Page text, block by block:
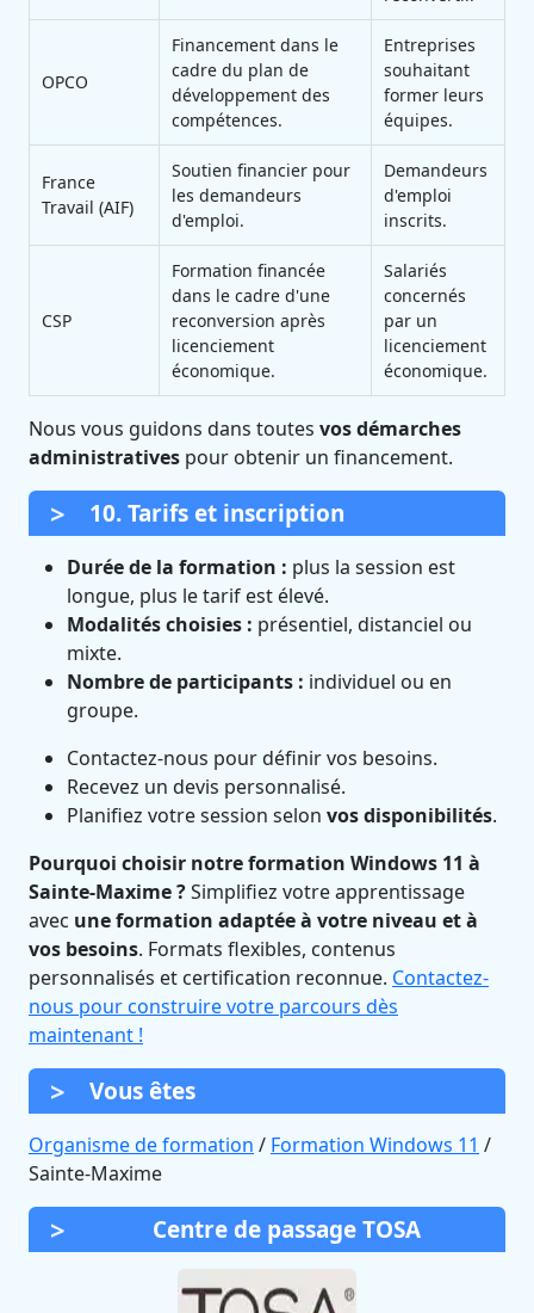
OPCO
Financement dans le
cadre du plan de
développement des
compétences.
Entreprises
souhaitant
former leurs
équipes.
France
Travail (AIF)
Soutien financier pour
les demandeurs
d'emploi.
Demandeurs
d'emploi
inscrits.
CSP
Formation financée
dans le cadre d'une
reconversion après
licenciement
économique.
Salariés
concernés
par un
licenciement
économique.
Nous vous guidons dans toutes vos démarches
administratives pour obtenir un financement.
10. Tarifs et inscription
Durée de la formation : plus la session est
longue, plus le tarif est élevé.
Modalités choisies : présentiel, distanciel ou
mixte.
Nombre de participants : individuel ou en
groupe.
Contactez-nous pour définir vos besoins.
Recevez un devis personnalisé.
Planifiez votre session selon vos disponibilités.
Pourquoi choisir notre formation Windows 11 à
Sainte-Maxime ?Simplifiez votre apprentissage
avec une formation adaptée à votre niveau et à
vos besoins. Formats flexibles, contenus
personnalisés et certification reconnue. Contactez-
nous pour construire votre parcours dès
maintenant !
Vous êtes
Organisme de formation / Formation Windows 11 /
Sainte-Maxime
Centre de passage TOSA